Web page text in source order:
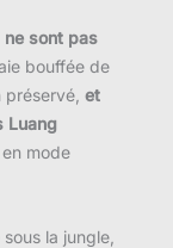
ne sont pas
bouffée de
et
Luang
en mode
la jungle,